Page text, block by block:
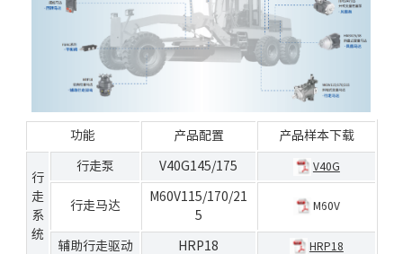
功能 产品配置 产品样本下载
行
走
系
统
行走泵 V40G145/175 V40G
行走马达
M60V115/170/21
5
M60V
辅助行走驱动 HRP18 HRP18